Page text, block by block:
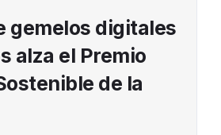
gemelos digitales
alza el Premio
de la